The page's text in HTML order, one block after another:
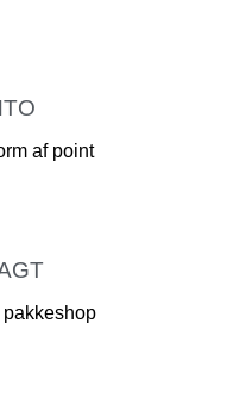
af point
pakkeshop